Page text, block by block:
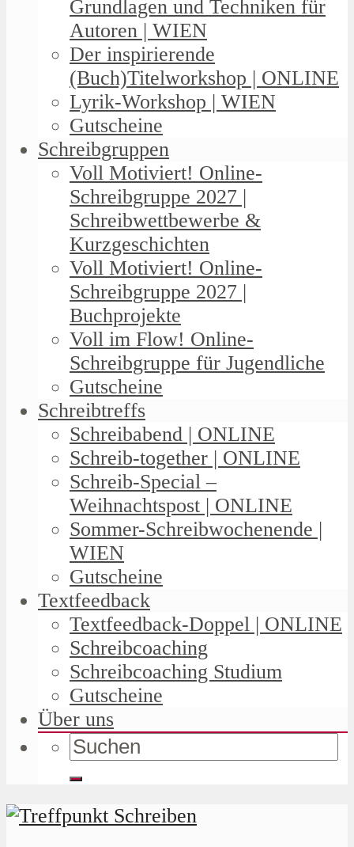
Grundlagen und Techniken für
Autoren | WIEN
Der inspirierende
(Buch)Titelworkshop | ONLINE
Lyrik-Workshop | WIEN
Gutscheine
Schreibgruppen
Voll Motiviert! Online-
Schreibgruppe 2027 |
Schreibwettbewerbe &
Kurzgeschichten
Voll Motiviert! Online-
Schreibgruppe 2027 |
Buchprojekte
Voll im Flow! Online-
Schreibgruppe für Jugendliche
Gutscheine
Schreibtreffs
Schreibabend | ONLINE
Schreib-together | ONLINE
Schreib-Special –
Weihnachtspost | ONLINE
Sommer-Schreibwochenende |
WIEN
Gutscheine
Textfeedback
Textfeedback-Doppel | ONLINE
Schreibcoaching
Schreibcoaching Studium
Gutscheine
Über uns